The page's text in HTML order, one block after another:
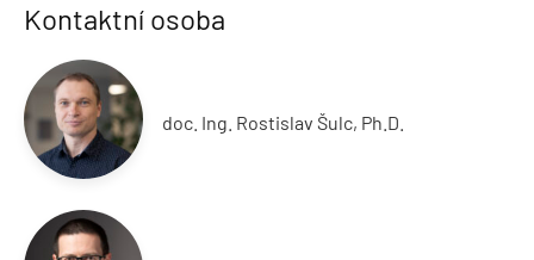
Kontaktní osoba
doc. Ing. Rostislav Šulc, Ph.D.